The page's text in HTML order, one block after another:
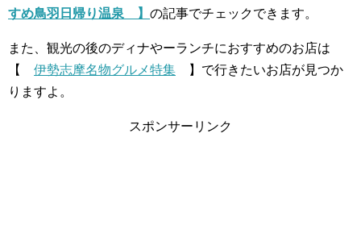
すめ鳥羽日帰り温泉 】 の記事でチェックできます。
また、観光の後のディナやーランチにおすすめのお店は
【 伊勢志摩名物グルメ特集 】で行きたいお店が見つか
りますよ。
スポンサーリンク